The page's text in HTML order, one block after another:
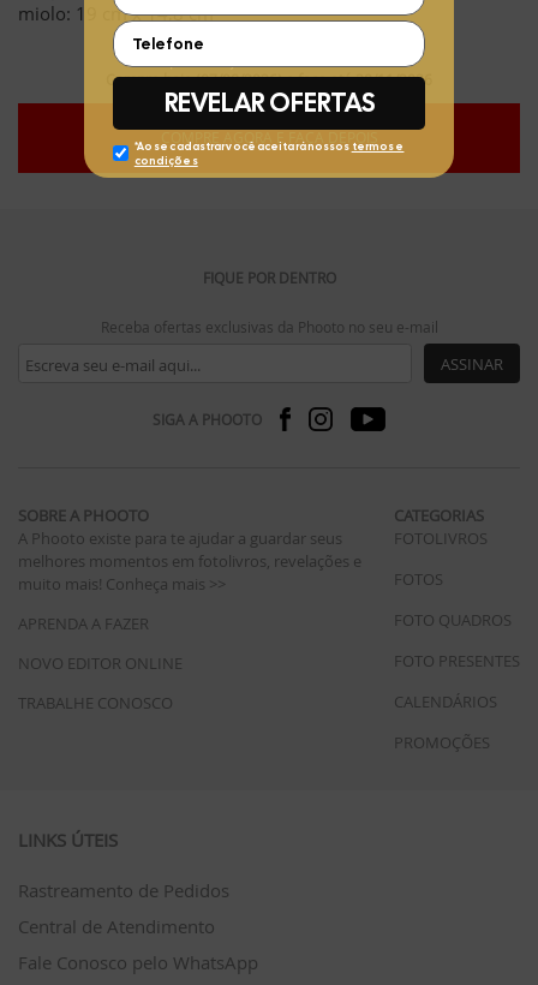
miolo: 19 cm x 14,8 cm
Compre hoje (07/08/2026) e faça até 30/11/2026
COMPRE AGORA E FAÇA DEPOIS
FIQUE POR DENTRO
Receba ofertas exclusivas da Phooto no seu e-mail
ASSINAR
SIGA A PHOOTO
SOBRE A PHOOTO
A Phooto existe para te ajudar a guardar seus
melhores momentos em fotolivros, revelações e
muito mais! Conheça mais >>
APRENDA A FAZER
NOVO EDITOR ONLINE
TRABALHE CONOSCO
CATEGORIAS
FOTOLIVROS
FOTOS
FOTO QUADROS
FOTO PRESENTES
CALENDÁRIOS
PROMOÇÕES
LINKS ÚTEIS
Rastreamento de Pedidos
Central de Atendimento
Fale Conosco pelo WhatsApp